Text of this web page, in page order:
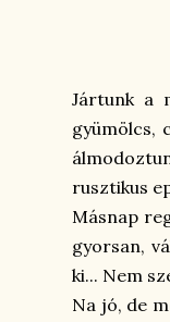
Jártunk a
gyümölcs,
rusztikus
Másnap
gyorsan,
ki... Nem
Na jó, de